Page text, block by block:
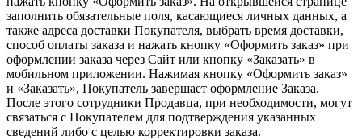
заполнить обязательные поля, касающиеся личных данных, а
также адреса доставки Покупателя, выбрать время доставки,
способ оплаты заказа и нажать кнопку «Оформить заказ» при
оформлении заказа через Сайт или кнопку «Заказать» в
мобильном приложении. Нажимая кнопку «Оформить заказ»
и «Заказать», Покупатель завершает оформление Заказа.
После этого сотрудники Продавца, при необходимости, могут
связаться с Покупателем для подтверждения указанных
сведений либо с целью корректировки заказа.